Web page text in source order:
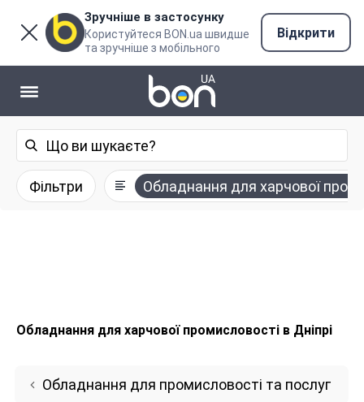
Зручніше в застосунку
Користуйтеся BON.ua швидше
та зручніше з мобільного
Відкрити
Фільтри Обладнання для харчової
Обладнання для харчової промисловості в Дніпрі
Обладнання для промисловості та послуг